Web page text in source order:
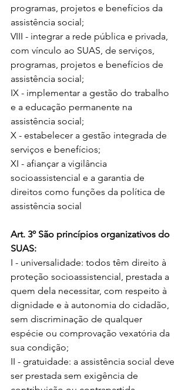
programas, projetos e benefícios da
assistência social;
VIII - integrar a rede pública e privada,
com vínculo ao SUAS, de serviços,
programas, projetos e benefícios de
assistência social;
IX - implementar a gestão do trabalho
e a educação permanente na
assistência social;
X - estabelecer a gestão integrada de
serviços e benefícios;
XI - afiançar a vigilância
socioassistencial e a garantia de
direitos como funções da política de
assistência social
Art. 3º São princípios organizativos do
SUAS:
I - universalidade: todos têm direito à
proteção socioassistencial, prestada a
quem dela necessitar, com respeito à
dignidade e à autonomia do cidadão,
sem discriminação de qualquer
espécie ou comprovação vexatória da
sua condição;
II - gratuidade: a assistência social deve
ser prestada sem exigência de